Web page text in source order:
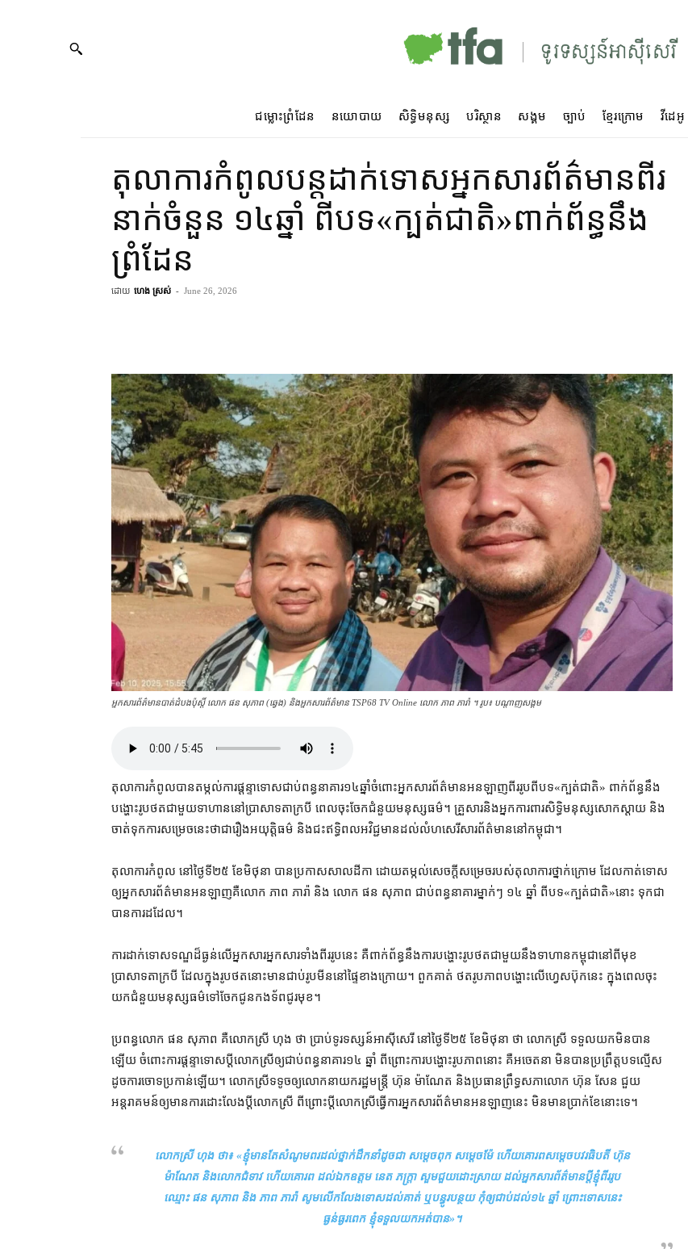
ជម្លោះព្រំដែន នយោបាយ សិទ្ធិមនុស្ស បរិស្ថាន សង្គម ច្បាប់ ខ្មែរក្រោម វីដេអូ
តុលាការ​កំពូល​​បន្ត​ដាក់​ទោស​អ្នកសារព័ត៌មាន​ពីរ​
នាក់​ចំនួន ១៤​ឆ្នាំ ពី​បទ​«​ក្បត់ជាតិ​»​ពាក់ព័ន្ធ​នឹង​
ព្រំដែន
ដោយ ហេង ស្រស់ - June 26, 2026
​អ្នកសារព័ត៌មាន​បាត់ដំបង​ប៉ុស្តិ៍ លោក ផន សុភាព (ឆ្វេង) និង​អ្នកសារព័ត៌មាន TSP68 TV Online លោក ភាព ភារ៉ា ។ រូប៖ បណ្ដាញសង្គម
តុលាការ​កំពូល​បាន​តម្កល់​ការ​ផ្ដន្ទាទោស​ជាប់ពន្ធនាគារ​១៤​ឆ្នាំ​ចំពោះ​អ្នកសារព័ត៌មាន​អនឡាញ​ពីររូប​ពី​បទ​«​ក្បត់ជាតិ​» ពាក់ព័ន្ធ​នឹង​
បង្ហោះ​រូបថត​ជាមួយ​ទាហាន​នៅ​ប្រាសាទ​តា​ក្របី ពេល​ចុះ​ចែក​ជំនួយ​មនុស្សធម៌​។ គ្រួសារ​និង​អ្នកការពារ​សិទ្ធិមនុស្ស​សោកស្ដាយ និង​
ចាត់ទុក​ការ​សម្រេច​នេះ​ថា​ជា​រឿង​អយុត្តិធម៌ និង​ជះឥទ្ធិពល​អវិជ្ជមាន​ដល់​លំហ​សេរី​សារព័ត៌​មាននៅ​កម្ពុជា។
តុលាការ​កំពូល នៅ​ថ្ងៃទី​២៥ ខែមិថុនា បាន​ប្រកាស​សាលដីកា ដោយ​តម្កល់​សេចក្ដីសម្រេច​របស់​តុលាការ​ថ្នាក់ក្រោម ដែល​កាត់ទោស​
ឲ្យ​អ្នកសារព័ត៌មាន​អនឡាញ​គឺ​លោក ភាព ភារ៉ា និង លោក ផន សុភាព ជាប់ពន្ធនាគារ​ម្នាក់ៗ ១៤ ឆ្នាំ ពី​បទ​«​ក្បត់ជាតិ​»​នោះ ទុកជា​
បាន​ការ​ដដែល។
ការ​ដាក់ទោសទណ្ឌ​ដ៏​ធ្ងន់​លើ​អ្នក​សារ​អ្នក​សារ​ទាំងពីរ​រូប​នេះ គឺ​ពាក់ព័ន្ធ​នឹង​ការ​បង្ហោះ​រូបថត​ជាមួយនឹង​ទាហាន​កម្ពុជា​នៅ​ពីមុខ​
ប្រាសាទ​តា​ក្របី ដែល​ក្នុង​រូបថត​នោះ​មាន​ជាប់​រូប​មីន​នៅ​ផ្ទៃ​ខាងក្រោយ​។ ពួកគាត់ ថត​រូបភាព​បង្ហោះ​លើ​ហ្វេសប៊ុក​នេះ ក្នុង​ពេល​ចុះ​
យក​ជំនួយ​មនុស្សធម៌​ទៅ​ចែក​ជូន​កងទ័ព​ជូរ​មុខ។
ប្រពន្ធ​លោក ផន សុភាព គឺ​លោកស្រី ហុង ថា ប្រាប់​ទូរទស្សន៍​អាស៊ីសេរី នៅ​ថ្ងៃទី​២៥ ខែ​មិថុនា ថា លោកស្រី ទទួលយក​មិនបាន​
ឡើយ ចំពោះ​ការ​ផ្ដន្ទាទោស​ប្ដី​លោកស្រី​ឲ្យ​ជាប់ពន្ធនាគារ​១៤ ឆ្នាំ ពីព្រោះ​ការ​បង្ហោះ​រូបភាព​នោះ គឺ​អ​ចេតនា មិនបាន​ប្រព្រឹត្ត​បទល្មើស​
ដូច​ការចោទប្រកាន់​ឡើយ​។ លោកស្រី​ទទូច​ឲ្យ​លោកនាយក​រដ្ឋមន្ត្រី ហ៊ុន ម៉ា​ណែ​ត និង​ប្រធាន​ព្រឹទ្ធសភា​លោក ហ៊ុន សែន ជួយ​
អន្តរាគមន៍​ឲ្យ​មានការ​ដោះលែង​ប្ដី​លោកស្រី ពីព្រោះ​ប្ដី​លោកស្រី​ធ្វើការ​អ្នកសារព័ត៌មាន​អន​ឡាញ​នេះ មិន​មាន​ប្រាក់ខែ​នោះ​ទេ។
លោកស្រី ហុង ថា៖ «ខ្ញុំ​មានតែ​សំណូមពរ​ដល់​ថ្នាក់ដឹកនាំ​ដូចជា សម្ដេច​ពុក សម្ដេចម៉ែ ហើយ​គោរព​សម្ដេច​បវរធិបតី ហ៊ុន
ម៉ា​ណែ​ត និង​លោកជំទាវ ហើយ​គោរព ដល់​ឯកឧត្ដម នេត ភក្ត្រា សួ​ម​ជួយ​ដោះស្រាយ ដល់​អ្នកសារព័ត៌មាន​ប្ដី​ខ្ញុំ​ពីរ​រូប
ឈ្មោះ ផន សុភាព និង ភាព ភារ៉ា សូម​លើកលែងទោស​ដល់​គាត់ ឬ​បន្ធូរបន្ថយ កុំ​ឲ្យ​ជាប់​ដល់​១៤ ឆ្នាំ ព្រោះ​ទោស​នេះ
ធ្ងន់ធ្ងរ​ពេក ខ្ញុំ​ទទួលយក​អត់​បាន»។